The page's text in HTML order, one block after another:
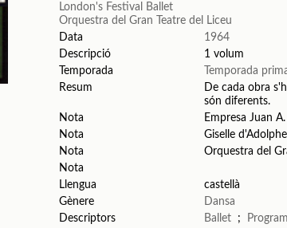
London's Festival Ballet
Orquestra del Gran Teatre del Liceu
Data
1964
Descripció
1 volum
Temporada
Temporada
Resum
De cada obra
són diferents.
Nota
Empresa Juan
Nota
Giselle
Nota
Orquestra del
Nota
Llengua
castellà
Gènere
Dansa
Descriptors
Ballet ;